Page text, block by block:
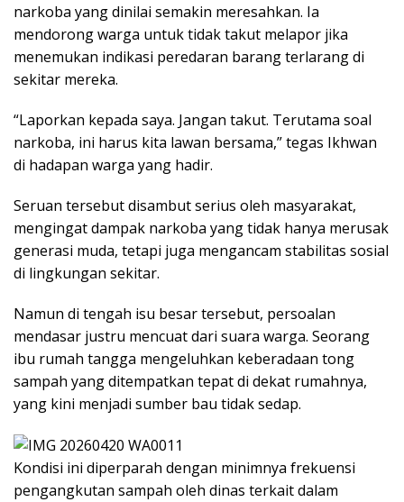
narkoba yang dinilai semakin meresahkan. Ia
mendorong warga untuk tidak takut melapor jika
menemukan indikasi peredaran barang terlarang di
sekitar mereka.
“Laporkan kepada saya. Jangan takut. Terutama soal
narkoba, ini harus kita lawan bersama,” tegas Ikhwan
di hadapan warga yang hadir.
Seruan tersebut disambut serius oleh masyarakat,
mengingat dampak narkoba yang tidak hanya merusak
generasi muda, tetapi juga mengancam stabilitas sosial
di lingkungan sekitar.
Namun di tengah isu besar tersebut, persoalan
mendasar justru mencuat dari suara warga. Seorang
ibu rumah tangga mengeluhkan keberadaan tong
sampah yang ditempatkan tepat di dekat rumahnya,
yang kini menjadi sumber bau tidak sedap.
Kondisi ini diperparah dengan minimnya frekuensi
pengangkutan sampah oleh dinas terkait dalam